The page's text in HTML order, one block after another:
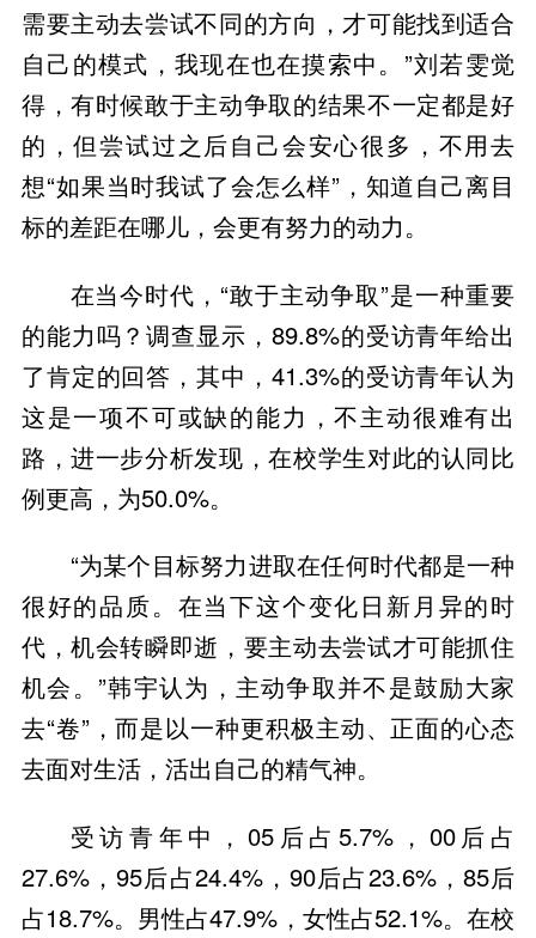
需要主动去尝试不同的方向，才可能找到适合
自己的模式，我现在也在摸索中。”刘若雯觉
得，有时候敢于主动争取的结果不一定都是好
的，但尝试过之后自己会安心很多，不用去
想“如果当时我试了会怎么样”，知道自己离目
标的差距在哪儿，会更有努力的动力。
在当今时代，“敢于主动争取”是一种重要
的能力吗？调查显示，89.8%的受访青年给出
了肯定的回答，其中，41.3%的受访青年认为
这是一项不可或缺的能力，不主动很难有出
路，进一步分析发现，在校学生对此的认同比
例更高，为50.0%。
“为某个目标努力进取在任何时代都是一种
很好的品质。在当下这个变化日新月异的时
代，机会转瞬即逝，要主动去尝试才可能抓住
机会。”韩宇认为，主动争取并不是鼓励大家
去“卷”，而是以一种更积极主动、正面的心态
去面对生活，活出自己的精气神。
受访青年中，05后占5.7%，00后占
27.6%，95后占24.4%，90后占23.6%，85后
占18.7%。男性占47.9%，女性占52.1%。在校